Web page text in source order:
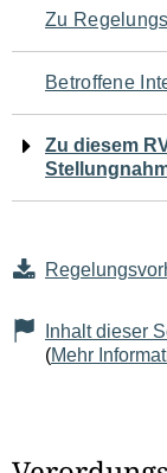
den
Zu
Betroffene
Zu diesem
Inhalt dieser
(Mehr